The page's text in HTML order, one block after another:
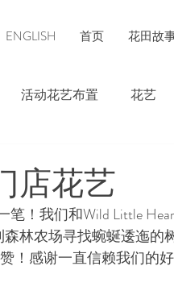
ENGLISH 首页 花田故
活动花艺布置 花艺
店花艺
笔！我们和Wild Little
林农场寻找蜿蜒逶迤
！感谢一直信赖我们的